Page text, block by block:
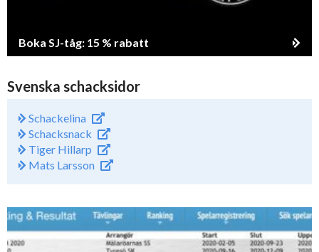
Boka SJ-tåg: 15 % rabatt
Svenska schacksidor
Schackelina
Schacksnack
Tiger Hillarp
Mats Larsson